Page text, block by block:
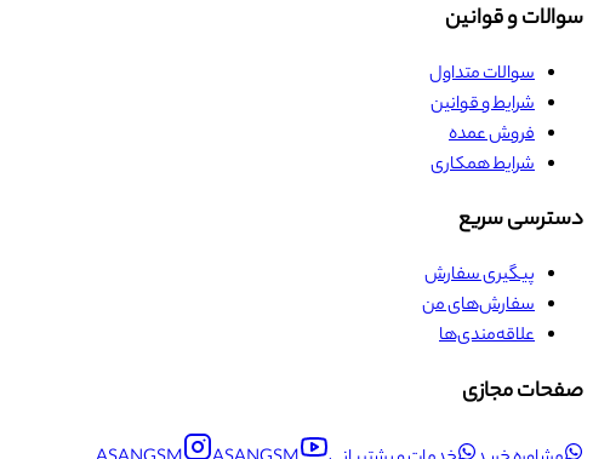
سوالات و قوانین
سوالات متداول
شرایط و قوانین
فروش عمده
شرایط همکاری
دسترسی سریع
پیگیری سفارش
سفارش‌های من
علاقه‌مندی‌ها
صفحات مجازی